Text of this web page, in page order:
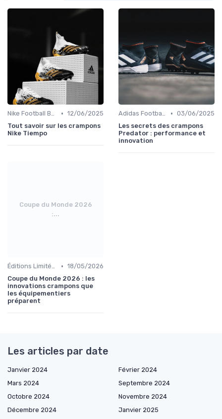
Nike Football Boots • 12/06/2025
Tout savoir sur les crampons
Nike Tiempo
Adidas Football Boots • 03/06/2025
Les secrets des crampons
Predator : performance et
innovation
Coupe du Monde 2026
:...
Éditions Limitées et Collaborations • 18/05/2026
Coupe du Monde 2026 : les
innovations crampons que
les équipementiers
préparent
Les articles par date
Janvier 2024
Février 2024
Mars 2024
Septembre 2024
Octobre 2024
Novembre 2024
Décembre 2024
Janvier 2025